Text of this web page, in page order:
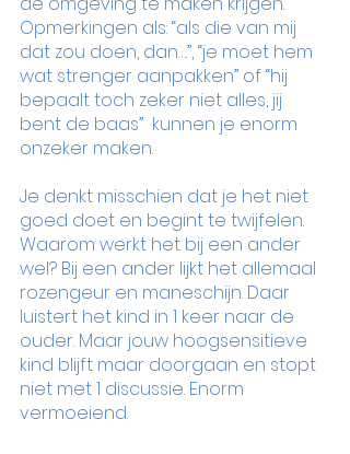
Opmerkingen als: “als die van mij
dat zou doen, dan….”, “je moet hem
wat strenger aanpakken” of “hij
bepaalt toch zeker niet alles, jij
bent de baas”  kunnen je enorm
onzeker maken.
Je denkt misschien dat je het niet
goed doet en begint te twijfelen.
Waarom werkt het bij een ander
wel? Bij een ander lijkt het allemaal
rozengeur en maneschijn. Daar
luistert het kind in 1 keer naar de
ouder. Maar jouw hoogsensitieve
kind blijft maar doorgaan en stopt
niet met 1 discussie. Enorm
vermoeiend.